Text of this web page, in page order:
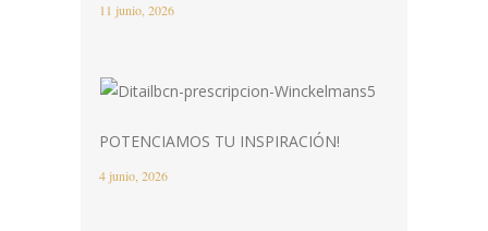
11 junio, 2026
POTENCIAMOS TU INSPIRACIÓN!
4 junio, 2026